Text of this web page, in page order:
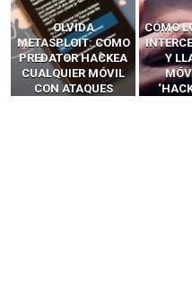
OLVIDA
METASPLOIT: CÓMO
PREDATOR HACKEA
CUALQUIER MÓVIL
CON ATAQUES
CÓMO
Y